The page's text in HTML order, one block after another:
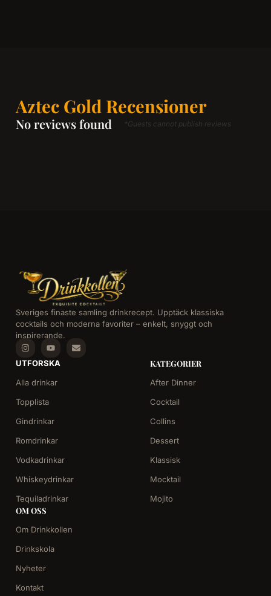
Aztec Gold Recensioner
No reviews found *Guests cannot publish reviews
Sveriges finaste samling drinkrecept. Upptäck klassiska
cocktails och moderna favoriter – enkelt, snyggt och
inspirerande.
UTFORSKA
Alla drinkar
Topplista
Gindrinkar
Romdrinkar
Vodkadrinkar
Whiskeydrinkar
Tequiladrinkar
KATEGORIER
After Dinner
Cocktail
Collins
Dessert
Klassisk
Mocktail
Mojito
OM OSS
Om Drinkkollen
Drinkskola
Nyheter
Kontakt